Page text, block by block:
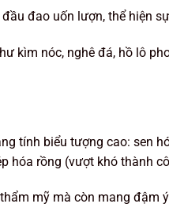
đao uốn lượn, thể hiện
kìm nóc, nghê đá, hồ lô
tính biểu tượng cao: sen
hóa rồng (vượt khó thành
mỹ mà còn mang đậm